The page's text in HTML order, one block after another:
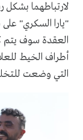
لارتباطهما بشكل
"يارا السكري"
أطراف الخيط
التي وضعت